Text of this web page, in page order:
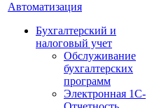
Автоматизация
Бухгалтерский и
налоговый учет
Обслуживание
бухгалтерских
программ
Электронная 1С-